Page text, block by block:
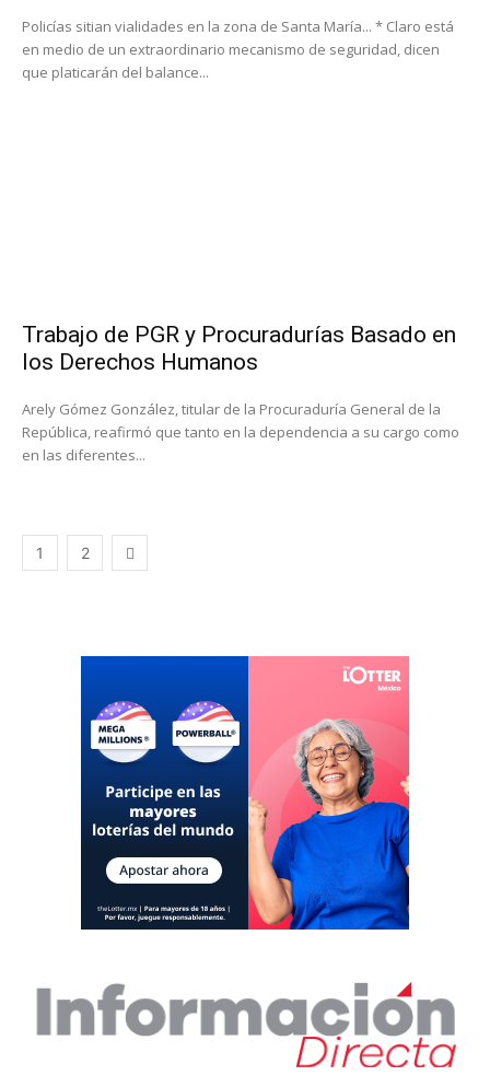
Policías sitian vialidades en la zona de Santa María... * Claro está
en medio de un extraordinario mecanismo de seguridad, dicen
que platicarán del balance...
Trabajo de PGR y Procuradurías Basado en
los Derechos Humanos
Arely Gómez González, titular de la Procuraduría General de la
República, reafirmó que tanto en la dependencia a su cargo como
en las diferentes...
1 2